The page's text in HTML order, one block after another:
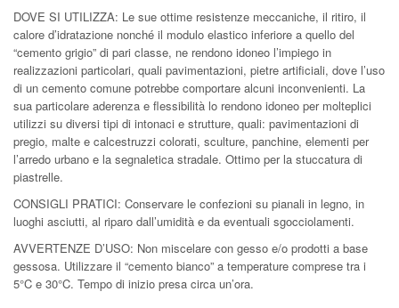
DOVE SI UTILIZZA: Le sue ottime resistenze meccaniche, il ritiro, il
calore d’idratazione nonché il modulo elastico inferiore a quello del
“cemento grigio” di pari classe, ne rendono idoneo l’impiego in
realizzazioni particolari, quali pavimentazioni, pietre artificiali, dove l’uso
di un cemento comune potrebbe comportare alcuni inconvenienti. La
sua particolare aderenza e flessibilità lo rendono idoneo per molteplici
utilizzi su diversi tipi di intonaci e strutture, quali: pavimentazioni di
pregio, malte e calcestruzzi colorati, sculture, panchine, elementi per
l’arredo urbano e la segnaletica stradale. Ottimo per la stuccatura di
piastrelle.
CONSIGLI PRATICI: Conservare le confezioni su pianali in legno, in
luoghi asciutti, al riparo dall’umidità e da eventuali sgocciolamenti.
AVVERTENZE D’USO: Non miscelare con gesso e/o prodotti a base
gessosa. Utilizzare il “cemento bianco” a temperature comprese tra i
5°C e 30°C. Tempo di inizio presa circa un’ora.